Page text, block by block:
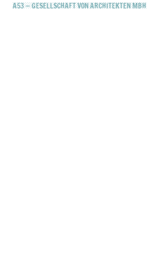
A53 — GESELLSCHAFT VON ARCHITEKTEN MBH